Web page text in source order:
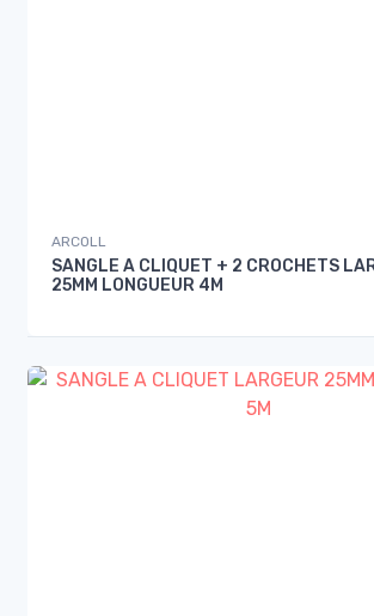
ARCOLL
SANGLE A CLIQUET + 2 CROCHETS
25MM LONGUEUR 4M